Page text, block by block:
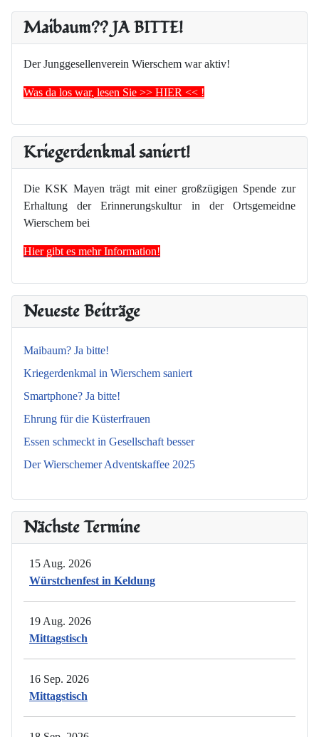
Maibaum?? JA BITTE!
Der Junggesellenverein Wierschem war aktiv!
Was da los war, lesen Sie >> HIER << !
Kriegerdenkmal saniert!
Die KSK Mayen trägt mit einer großzügigen Spende zur
Erhaltung der Erinnerungskultur in der Ortsgemeidne
Wierschem bei
Hier gibt es mehr Information!
Neueste Beiträge
Maibaum? Ja bitte!
Kriegerdenkmal in Wierschem saniert
Smartphone? Ja bitte!
Ehrung für die Küsterfrauen
Essen schmeckt in Gesellschaft besser
Der Wierschemer Adventskaffee 2025
Nächste Termine
15 Aug. 2026
Würstchenfest in Keldung
19 Aug. 2026
Mittagstisch
16 Sep. 2026
Mittagstisch